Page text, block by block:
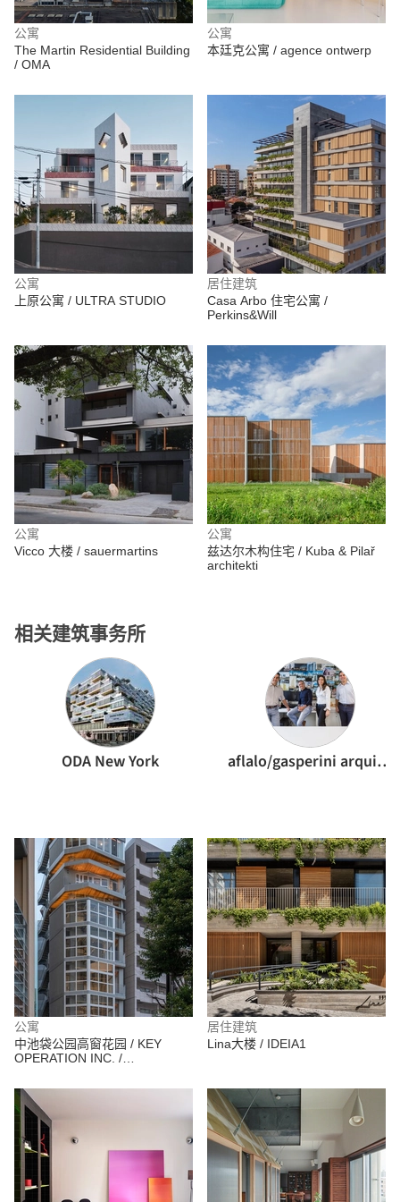
公寓
The Martin Residential Building
/ OMA
公寓
本廷克公寓 / agence ontwerp
公寓
上原公寓 / ULTRA STUDIO
居住建筑
Casa Arbo 住宅公寓 /
Perkins&Will
公寓
Vicco 大楼 / sauermartins
相关建筑事务所
ODA New York aflalo/gasperini arquitetos
公寓
兹达尔木构住宅 / Kuba & Pilař
architekti
公寓
中池袋公园高窗花园 / KEY
OPERATION INC. /
居住建筑
Lina大楼 / IDEIA1